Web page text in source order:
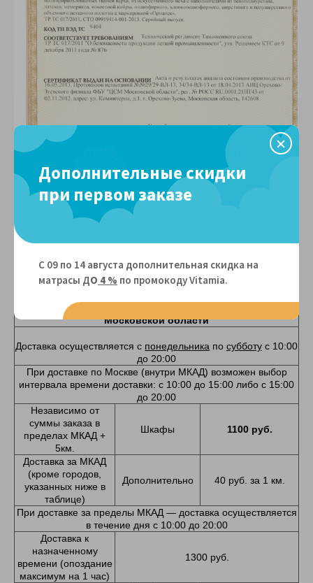
Условия доставки мебели Орматек, Райтон по Москве и
Московской области
Доставка осуществляется с понедельника по субботу с 10:00
до 20:00
При доставке по Москве (внутри МКАД) возможен выбор
интервала времени доставки: с 10:00 до 15:00 либо с 15:00
до 20:00
Независимо от
суммы заказа в
пределах МКАД +
5км.
Шкафы 1100 руб.
Доставка за МКАД
(кроме городов,
указанных ниже в
таблице)
Дополнительно 40 руб. за 1 км.
При доставке за пределы МКАД — доставка осуществляется
в течение дня с 10:00 до 20:00
Доставка к
назначенному
времени (опоздание
максимум на 1 час)
1300 руб.
Дополнительные скидки
при первом заказе
С 09 по 14 августа дополнительная скидка на
матрасы ДО 4 % по промокоду Vitamiа.